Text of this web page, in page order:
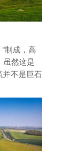
“制成，高
虽然这是
并不是巨石